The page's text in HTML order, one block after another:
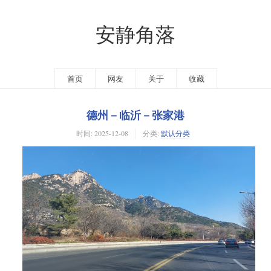
安静角落
首页 网友 关于 收藏
德州－临沂－张家港
时间: 2025-12-08 分类: 默认分类